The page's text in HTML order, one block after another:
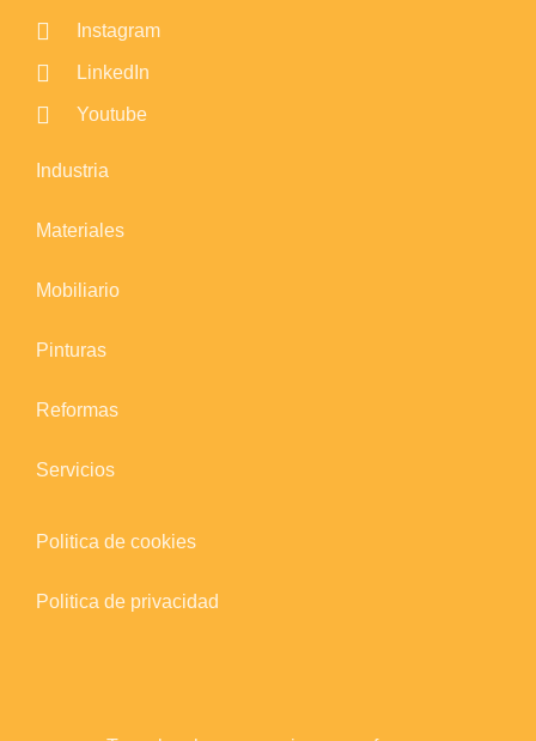
Instagram
LinkedIn
Youtube
Industria
Materiales
Mobiliario
Pinturas
Reformas
Servicios
Politica de cookies
Politica de privacidad